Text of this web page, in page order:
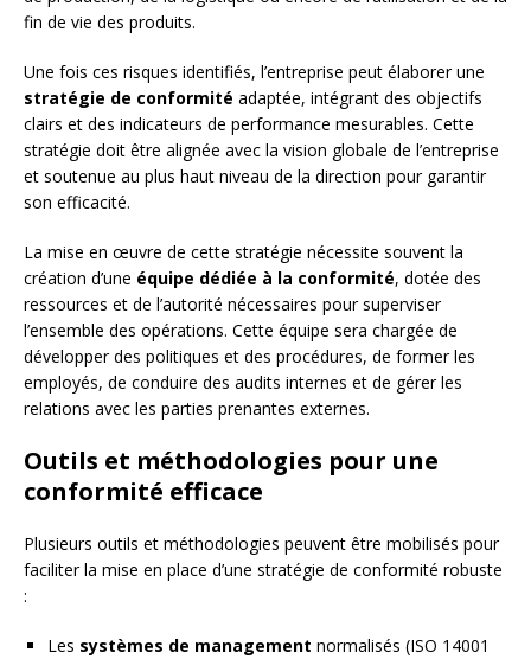
fin de vie des produits.
Une fois ces risques identifiés, l’entreprise peut élaborer une
stratégie de conformité adaptée, intégrant des objectifs
clairs et des indicateurs de performance mesurables. Cette
stratégie doit être alignée avec la vision globale de l’entreprise
et soutenue au plus haut niveau de la direction pour garantir
son efficacité.
La mise en œuvre de cette stratégie nécessite souvent la
création d’une équipe dédiée à la conformité, dotée des
ressources et de l’autorité nécessaires pour superviser
l’ensemble des opérations. Cette équipe sera chargée de
développer des politiques et des procédures, de former les
employés, de conduire des audits internes et de gérer les
relations avec les parties prenantes externes.
Outils et méthodologies pour une
conformité efficace
Plusieurs outils et méthodologies peuvent être mobilisés pour
faciliter la mise en place d’une stratégie de conformité robuste
:
Les systèmes de management normalisés (ISO 14001